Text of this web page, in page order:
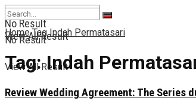
No Result
View All Result
No Result
View All Result
Home Tag Indah Permatasari
Tag:Indah
Review Wedding Agreement: The Series